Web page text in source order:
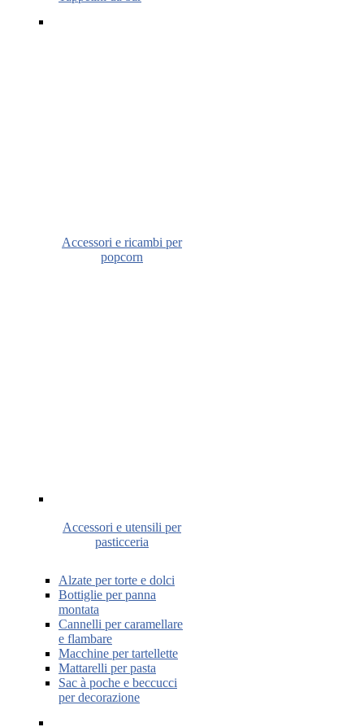
Accessori e ricambi per
popcorn
Accessori e utensili per
pasticceria
Alzate per torte e dolci
Bottiglie per panna
montata
Cannelli per caramellare
e flambare
Macchine per tartellette
Mattarelli per pasta
Sac à poche e beccucci
per decorazione